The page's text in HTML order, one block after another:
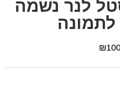
לנר נשמה
₪